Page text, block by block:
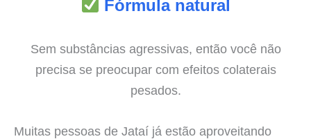
Fórmula natural
Sem substâncias agressivas, então você não
precisa se preocupar com efeitos colaterais
pesados.
Muitas pessoas de Jataí já estão aproveitando